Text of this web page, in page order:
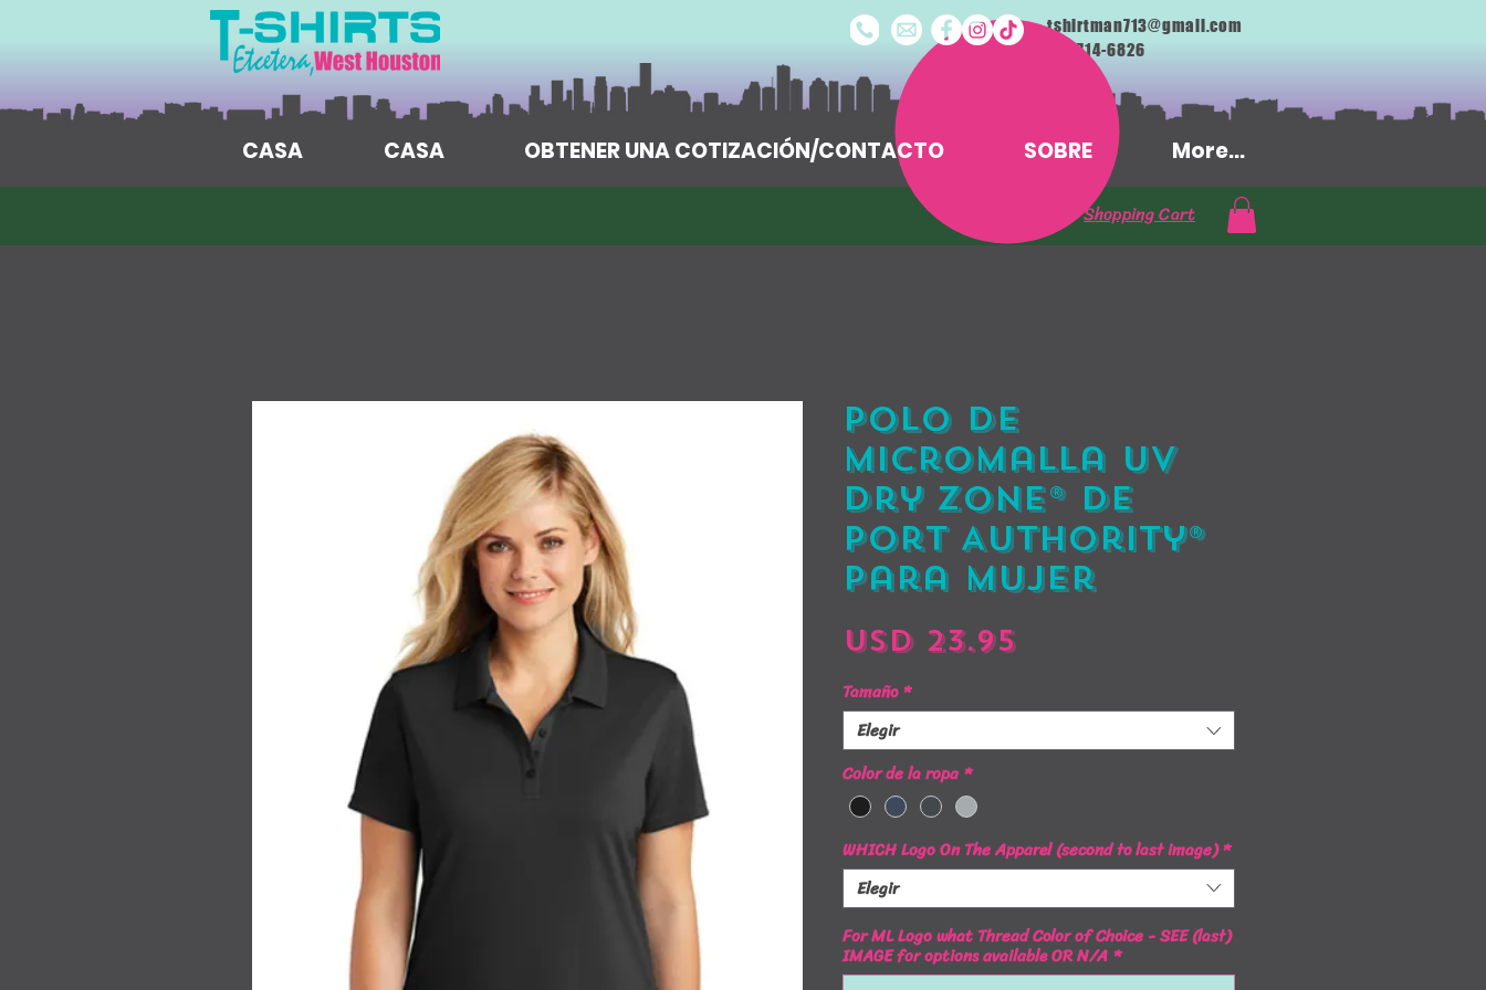
tshirtman713@gmail.com
713-714-6826
CASA CASA OBTENER UNA COTIZACIÓN/CONTACTO SOBRE More...
Shopping Cart
Polo de
micromalla UV
Dry Zone® de
Port Authority®
para mujer
USD 23.95Precio
Tamaño*
Elegir
Color de la ropa*
WHICH Logo On The Apparel (second to last image)*
Elegir
For ML Logo what Thread Color of Choice - SEE (last)
IMAGE for options available OR N/A*